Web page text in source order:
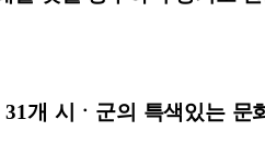
개 시ㆍ군의 특색있는 문